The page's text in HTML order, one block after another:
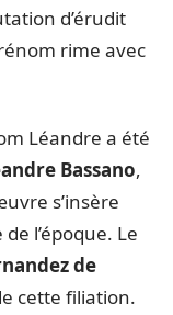
d’érudit
rime avec
Léandre a été
Bassano,
s’insère
l’époque. Le
de
cette filiation.